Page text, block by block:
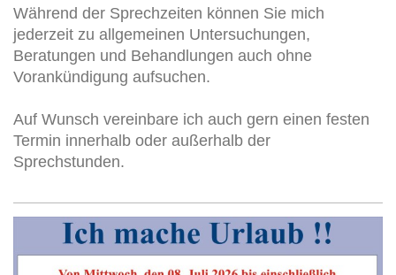
Während der Sprechzeiten können Sie mich
jederzeit zu allgemeinen Untersuchungen,
Beratungen und Behandlungen auch ohne
Vorankündigung aufsuchen.
Auf Wunsch vereinbare ich auch gern einen festen
Termin innerhalb oder außerhalb der
Sprechstunden.